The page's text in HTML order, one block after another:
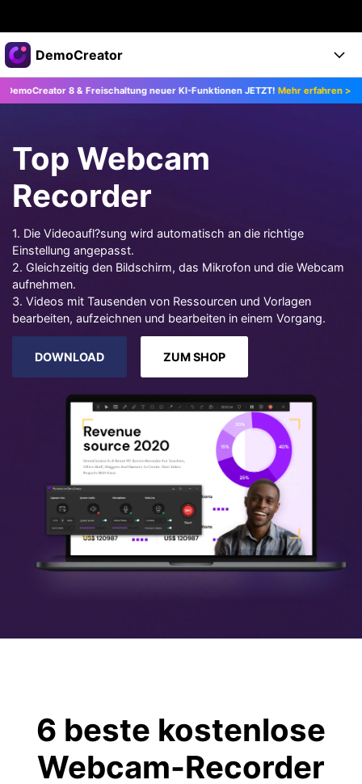
Top-Produkte
KI-gestützte digitale Kreativität
Dienstprogramme
Business
Lösungen
Presseraum
Support
DemoCreator
Produkte
Funktionen
Alle Funktionen >
KI-Funktionen
KI Tipps
Alle KI Funktionen >
Lösungen
DemoCreator für
Blog
Mehr Lösungen finden >
Los geht's
Support
Business
Upgrade auf DemoCreator 8
8 & Freischaltung neuer KI-Funktionen JETZT!Mehr erfahren >>
Top Webcam
Recorder
1. Die Videoaufl?sung wird automatisch an die richtige
Einstellung angepasst.
2. Gleichzeitig den Bildschirm, das Mikrofon und die Webcam
aufnehmen.
3. Videos mit Tausenden von Ressourcen und Vorlagen
bearbeiten, aufzeichnen und bearbeiten in einem Vorgang.
DOWNLOAD ZUM SHOP
6 beste kostenlose
Webcam-Recorder